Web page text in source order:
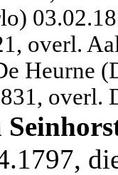
overl.
Heurne
overl.